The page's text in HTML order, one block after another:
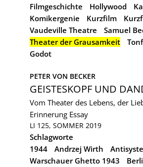
Filmgeschichte
Hollywood
Komikergenie
Kurzfilm
Vaudeville Theatre
Samuel
Theater der Grausamkeit
Godot
PETER VON BECKER
GEISTESKOPF UND
Vom Theater des Lebens, der
Erinnerung Essay
LI 125, SOMMER 2019
Schlagworte
1944
Andrzej Wirth
Warschauer Ghetto 1943